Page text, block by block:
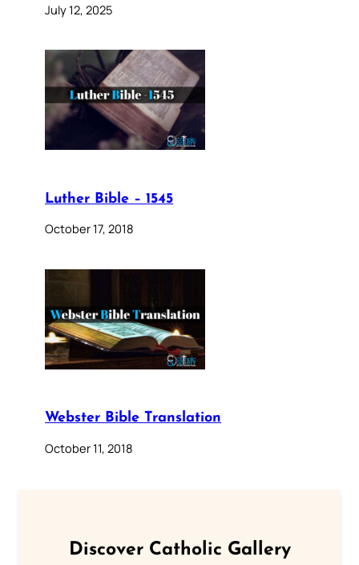
July 12, 2025
Luther Bible – 1545
October 17, 2018
Webster Bible Translation
October 11, 2018
Discover Catholic Gallery